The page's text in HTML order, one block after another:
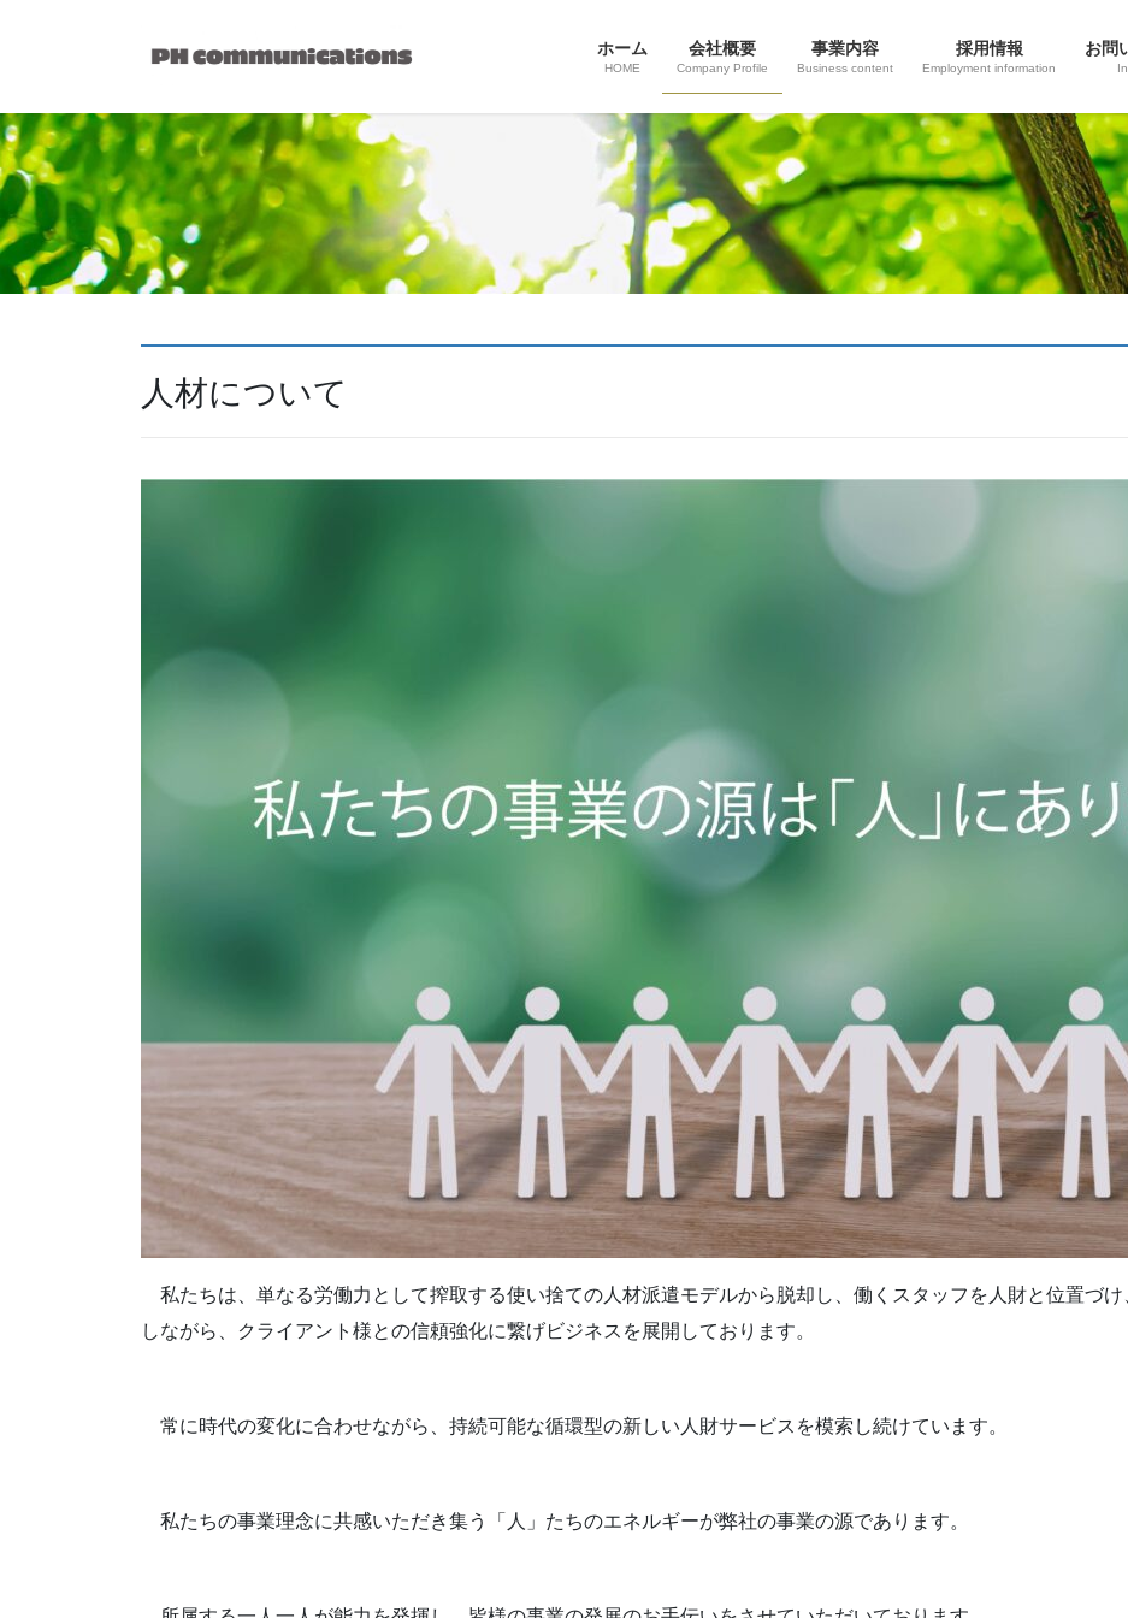
ツ
へ
ス
キ
ッ
プ
シ
ョ
ン
に
移
動
ホーム
HOME
会社概要
Company Profile
事業内容
Business content
採用情報
Employment information
お問
人材について
私たちは、単なる労働力として搾取する使い捨ての人材派遣モデルから脱却し、働くスタッフを人財と位置づ
しながら、クライアント様との信頼強化に繋げビジネスを展開しております。
常に時代の変化に合わせながら、持続可能な循環型の新しい人財サービスを模索し続けています。
私たちの事業理念に共感いただき集う「人」たちのエネルギーが弊社の事業の源であります。